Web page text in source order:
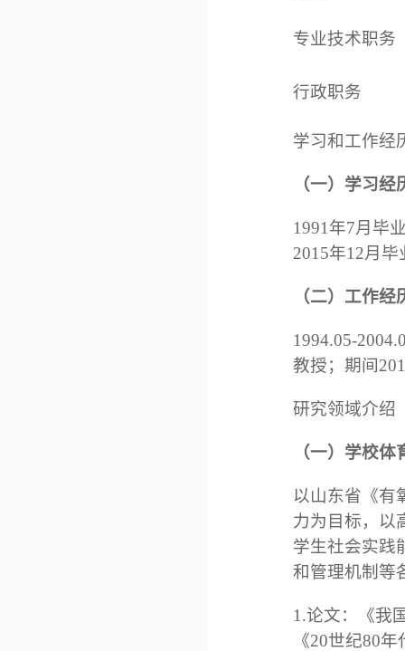
专业技术职务
行政职务
学习和工作经
（一）学习经
1991年7月毕
2015年12月
（二）工作经
1994.05-
教授；期间
研究领域介绍
（一）学校体
以山东省《有
力为目标，以
学生社会实践
和管理机制等
1.论文：《我
《20世纪80